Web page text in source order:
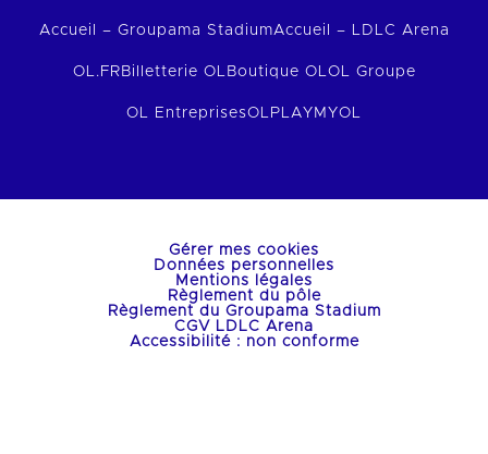
Accueil – Groupama StadiumAccueil – LDLC Arena
OL.FR Billetterie OL Boutique OLOL Groupe
OL EntreprisesOLPLAY MYOL
Gérer mes cookies
Données personnelles
Mentions légales
Règlement du pôle
Règlement du Groupama Stadium
CGV LDLC Arena
Accessibilité : non conforme